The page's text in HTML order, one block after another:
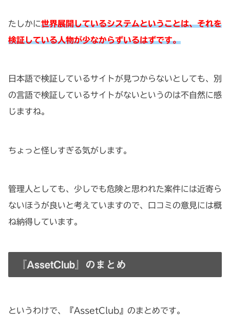
たしかに世界展開しているシステムということは、それを
検証している人物が少なからずいるはずです。
日本語で検証しているサイトが見つからないとしても、別
の言語で検証しているサイトがないというのは不自然に感
じますね。
ちょっと怪しすぎる気がします。
管理人としても、少しでも危険と思われた案件には近寄ら
ないほうが良いと考えていますので、口コミの意見には概
ね納得しています。
『AssetClub』のまとめ
というわけで、『AssetClub』のまとめです。